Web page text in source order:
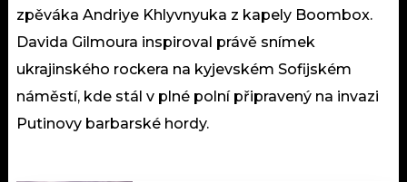
zpěváka Andriye Khlyvnyuka z kapely Boombox.
Davida Gilmoura inspiroval právě snímek
ukrajinského rockera na kyjevském Sofijském
náměstí, kde stál v plné polní připravený na invazi
Putinovy barbarské hordy.